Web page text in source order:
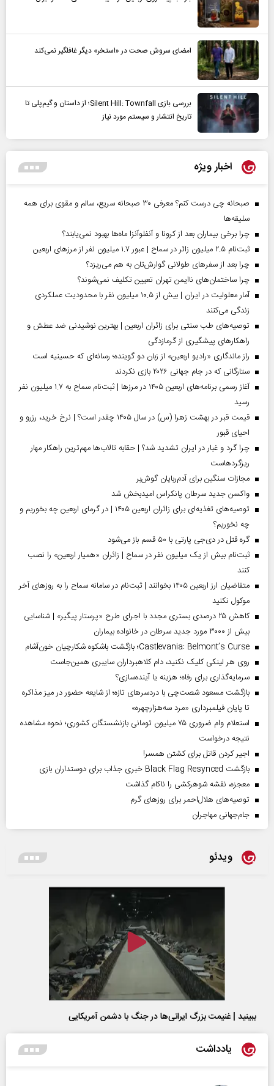
امضای سروش صحت در «استخر» دیگر غافلگیر نمی‌کند
بررسی بازی Silent Hill: Townfall؛ از داستان و گیم‌پلی تا
تاریخ انتشار و سیستم مورد نیاز
اخبار ویژه
صبحانه چی درست کنم؟ معرفی ۳۰ صبحانه سریع، سالم و مقوی برای همه
سلیقه‌ها
چرا برخی بیماران بعد از کرونا و آنفلوآنزا ماه‌ها بهبود نمی‌یابند؟
ثبت‌نام ۲.۵ میلیون زائر در سماح | عبور ۱.۷ میلیون نفر از مرز‌های اربعین
چرا بعد از سفرهای طولانی گوارش‌تان به هم می‌ریزد؟
چرا ساختمان‌های ناایمن تهران تعیین تکلیف نمی‌شوند؟
آمار معلولیت در ایران | بیش از ۱۰.۵ میلیون نفر با محدودیت عملکردی
زندگی می‌کنند
توصیه‌های طب سنتی برای زائران اربعین | بهترین نوشیدنی ضد عطش و
راهکارهای پیشگیری از گرمازدگی
راز ماندگاری «رادیو اربعین» از زبان دو گوینده؛ رسانه‌ای که حسینیه است
ستارگانی که در جام جهانی ۲۰۲۶ بازی نکردند
آغاز رسمی برنامه‌های اربعین ۱۴۰۵ در مرز‌ها | ثبت‌نام سماح به ۱.۷ میلیون نفر
رسید
قیمت قبر در بهشت زهرا (س) در سال ۱۴۰۵ چقدر است؟ | نرخ خرید، رزرو و
احیای قبور
چرا گرد و غبار در ایران تشدید شد؟ | حقابه تالاب‌ها مهم‌ترین راهکار مهار
ریزگردهاست
مجازات سنگین برای آدم‌ربایان گوش‌بر
واکسن جدید سرطان پانکراس امیدبخش شد
توصیه‌های تغذیه‌ای برای زائران اربعین ۱۴۰۵ | در گرمای اربعین چه بخوریم و
چه نخوریم؟
گره قتل در دی‌جی پارتی با ۵۰ قسم باز می‌شود
ثبت‌نام بیش از یک میلیون نفر در سماح | زائران «همیار اربعین» را نصب
کنند
متقاضیان ارز اربعین ۱۴۰۵ بخوانند | ثبت‌نام در سامانه سماح را به روز‌های آخر
موکول نکنید
کاهش ۲۵ درصدی بستری مجدد با اجرای طرح «پرستار پیگیر» | شناسایی
بیش از ۳۰۰۰ مورد جدید سرطان در خانواده بیماران
Castlevania: Belmont’s Curse؛ بازگشت باشکوه شکارچیان خون‌آشام
روی هر لینکی کلیک نکنید، دام کلاهبرداران سایبری همین‌جاست
سرمایه‌گذاری برای رفاه؛ هزینه یا آینده‌سازی؟
بازگشت مسعود شصت‌چی با دردسر‌های تازه؛ از شایعه حضور در میز مذاکره
تا پایان فیلمبرداری «مرد سه‌هزارچهره»
استعلام وام ضروری ۷۵ میلیون تومانی بازنشستگان کشوری؛ نحوه مشاهده
نتیجه درخواست
اجیر کردن قاتل برای کشتن همسر!
بازگشت Black Flag Resynced خبری جذاب برای دوستداران بازی
معجزه، نقشه شوهرکشی را ناکام گذاشت
توصیه‌های هلال‌احمر برای روز‌های گرم
جام‌جهانی مهاجران
ویدئو
ببینید | غنیمت بزرگ ایرانی‌ها در جنگ با دشمن آمریکایی
یادداشت